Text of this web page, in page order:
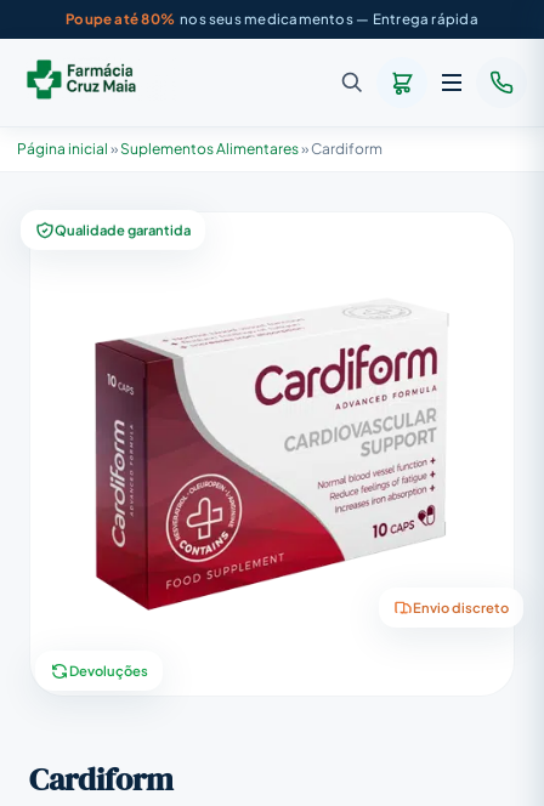
Poupe até 80% nos seus medicamentos — Entrega rápida
Página inicial »Suplementos Alimentares»Cardiform
Qualidade garantida
Envio discreto
Devoluções
Cardiform